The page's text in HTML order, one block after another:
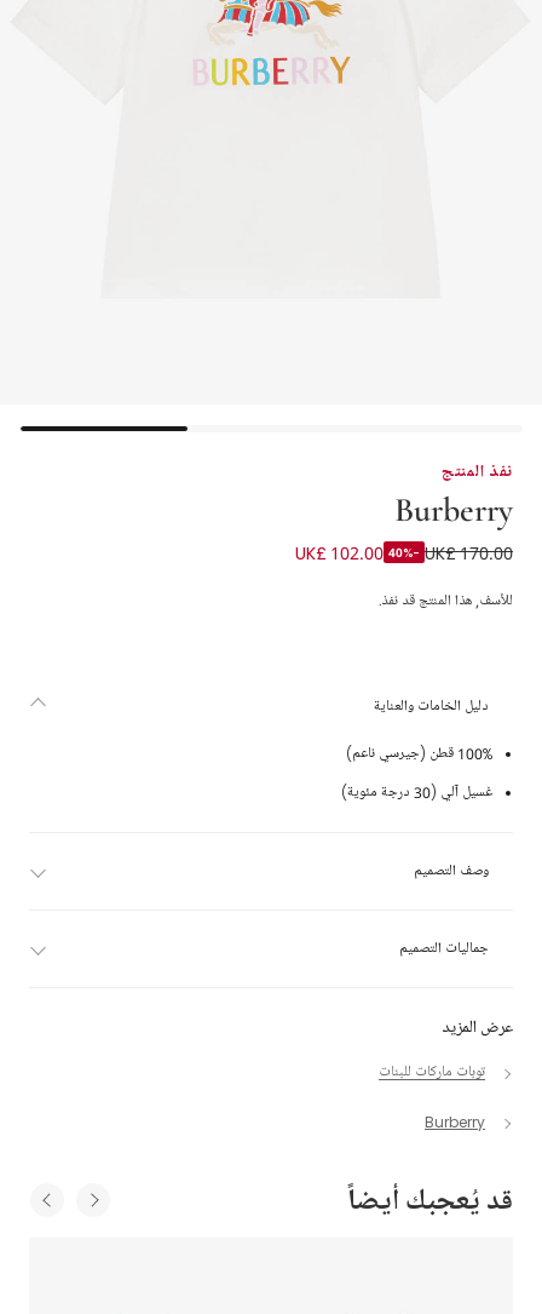
نفذ المنتج
Burberry
تيشيرت قطن لون عاجي بشعار EKD ملون للبنات
UK£ 170.00
-40%
UK£ 102.00
للأسف, هذا المنتج قد نفذ.
عرض المزيد
توبات ماركات للبنات
Burberry
دليل الخامات والعناية
100% قطن (جيرسي ناعم)
غسيل آلي (30 درجة مئوية)
وصف التصميم
جماليات التصميم
قد يُعجبك أيضاً